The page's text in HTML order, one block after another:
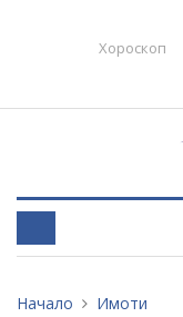
Хороскоп
Начало Имоти